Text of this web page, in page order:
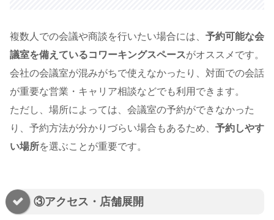
複数人での会議や商談を行いたい場合には、 予約可能な会
議室を備えているコワーキングスペースがオススメです。
会社の会議室が混みがちで使えなかったり、対面での会話
が重要な営業・キャリア相談などでも利用できます。
ただし、場所によっては、会議室の予約ができなかった
り、予約方法が分かりづらい場合もあるため、 予約しやす
い場所を選ぶことが重要です。
③アクセス・店舗展開